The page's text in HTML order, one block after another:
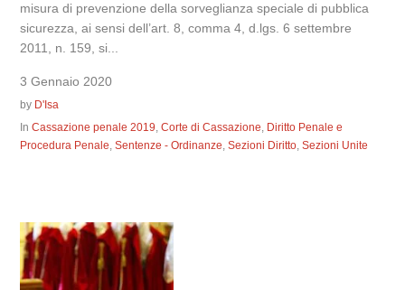
misura di prevenzione della sorveglianza speciale di pubblica
sicurezza, ai sensi dell’art. 8, comma 4, d.lgs. 6 settembre
2011, n. 159, si...
3 Gennaio 2020
by D'Isa
InCassazione penale 2019,Corte di Cassazione, Diritto Penale e
Procedura Penale,Sentenze - Ordinanze,Sezioni Diritto,Sezioni Unite